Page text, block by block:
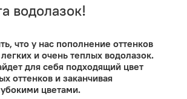
водолазок!
что у нас пополнение оттенков
и очень теплых водолазок.
для себя подходящий цвет
оттенков и заканчивая
цветами.